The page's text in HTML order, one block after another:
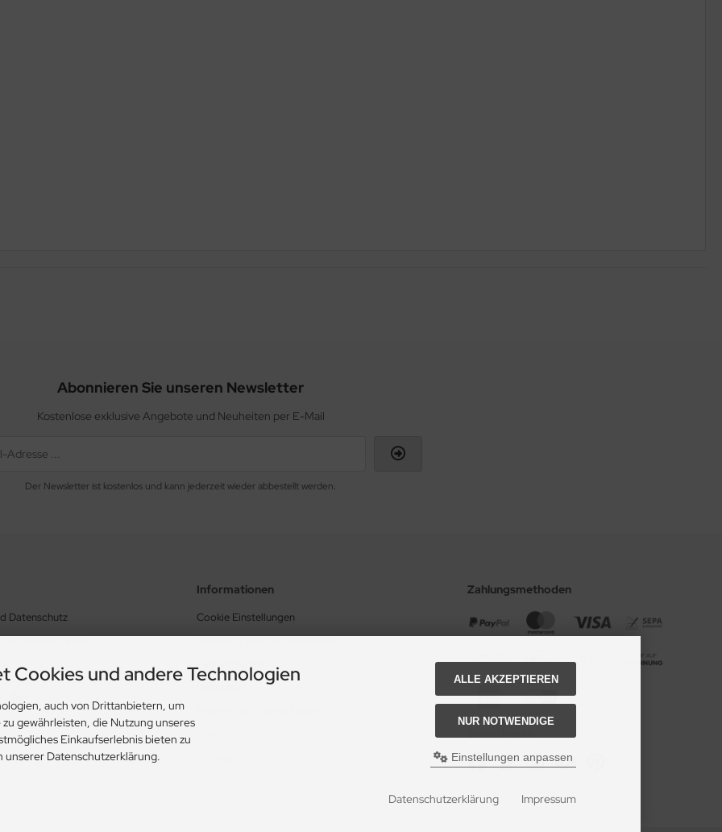
Abonnieren Sie unseren Newsletter
Kostenlose exklusive Angebote und Neuheiten per E-Mail
Der Newsletter ist kostenlos und kann jederzeit wieder abbestellt werden.
Datenschutz
Informationen
Cookie Einstellungen
Lieferung und Versandkosten
Zahlungsarten
Zahlungsmethoden
Cookies und andere Technologien
auch von Drittanbietern, um
gewährleisten, die Nutzung unseres
Einkaufserlebnis bieten zu
unserer Datenschutzerklärung.
ALLE AKZEPTIEREN
NUR NOTWENDIGE
Einstellungen anpassen
Datenschutzerklärung Impressum